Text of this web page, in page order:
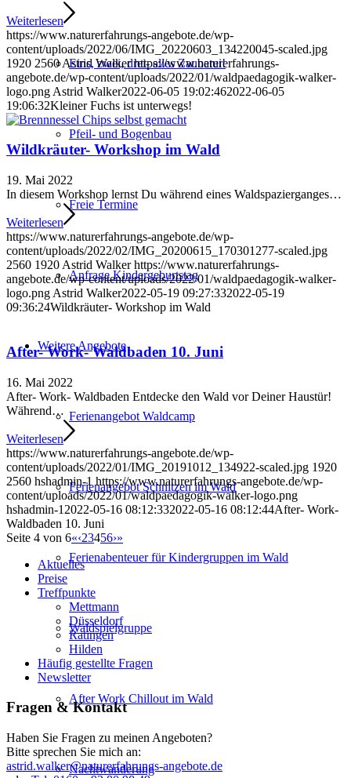
Eins, zwei, drei- alles Zauberei!
Pfeil- und Bogenbau
Freie Termine
Anfrage Kindergeburtstag
Weitere Angebote
Ferienangebot Waldcamp
Ferienangebot Schnitzen im Wald
Ferienabenteuer für Kindergruppen im Wald
Waldspielgruppe
After Work Chillout im Wald
Nachtwanderung
Weiterlesen
https://www.naturerfahrungs-angebote.de/wp-
content/uploads/2022/06/IMG_20220603_134220045-scaled.jpg
1920 2560 Astrid Walker https://www.naturerfahrungs-
angebote.de/wp-content/uploads/2022/01/waldpaedagogik-walker-
logo.png Astrid Walker2022-06-05 19:02:462022-06-05
19:06:32Kleiner Fuchs ist unterwegs!
Wildkräuter- Workshop im Wald
19. Mai 2022
In diesem Workshop lernst Du während eines Waldspazierganges…
Weiterlesen
https://www.naturerfahrungs-angebote.de/wp-
content/uploads/2022/02/IMG_20200615_170301277-scaled.jpg
2560 1920 Astrid Walker https://www.naturerfahrungs-
angebote.de/wp-content/uploads/2022/01/waldpaedagogik-walker-
logo.png Astrid Walker2022-05-19 09:27:332022-05-19
09:36:24Wildkräuter- Workshop im Wald
After- Work- Waldbaden 10. Juni
16. Mai 2022
After- Work- Waldbaden Entdecke den Wald vor Deiner Haustür!
Während…
Weiterlesen
https://www.naturerfahrungs-angebote.de/wp-
content/uploads/2022/01/IMG_20191012_134922-scaled.jpg 1920
2560 hshadmin-1 https://www.naturerfahrungs-angebote.de/wp-
content/uploads/2022/01/waldpaedagogik-walker-logo.png
hshadmin-1 2022-05-16 08:12:332022-05-16 08:12:44After- Work-
Waldbaden 10. Juni
Seite 4 von 6«‹23456›»
Aktuelles
Preise
Treffpunkte
Mettmann
Düsseldorf
Ratingen
Hilden
Häufig gestellte Fragen
Newsletter
Fragen & Kontakt
Haben Sie Fragen zu meinen Angeboten?
Bitte sprechen Sie mich an:
astrid.walker@naturerfahrungs-angebote.de